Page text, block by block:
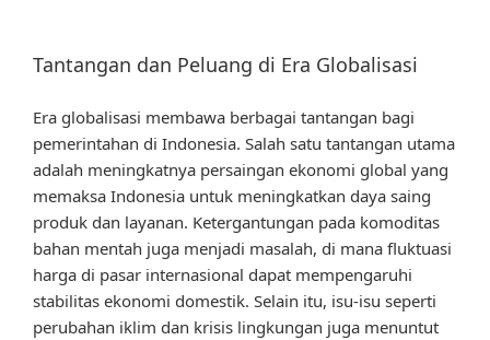
Tantangan dan Peluang di Era Globalisasi
Era globalisasi membawa berbagai tantangan bagi
pemerintahan di Indonesia. Salah satu tantangan utama
adalah meningkatnya persaingan ekonomi global yang
memaksa Indonesia untuk meningkatkan daya saing
produk dan layanan. Ketergantungan pada komoditas
bahan mentah juga menjadi masalah, di mana fluktuasi
harga di pasar internasional dapat mempengaruhi
stabilitas ekonomi domestik. Selain itu, isu-isu seperti
perubahan iklim dan krisis lingkungan juga menuntut